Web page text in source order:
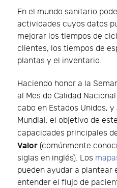
En el mundo sanitario
actividades cuyos datos
mejorar los tiempos de
clientes, los tiempos de
plantas y el inventario.
Haciendo honor a la
al Mes de Calidad
cabo en Estados Unidos,
Mundial, el objetivo de
capacidades principales
Valor (comúnmente
siglas en inglés). Los
pueden ayudar a plantear
entender el flujo de